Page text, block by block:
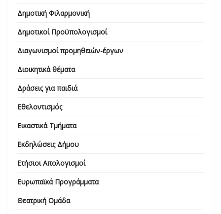
Δημοτική Φιλαρμονική
Δημοτικοί Προϋπολογισμοί
Διαγωνισμοί προμηθειών-έργων
Διοικητικά θέματα
Δράσεις για παιδιά
Εθελοντισμός
Εικαστικά Τμήματα
Εκδηλώσεις Δήμου
Ετήσιοι Απολογισμοί
Ευρωπαϊκά Προγράμματα
Θεατρική Ομάδα